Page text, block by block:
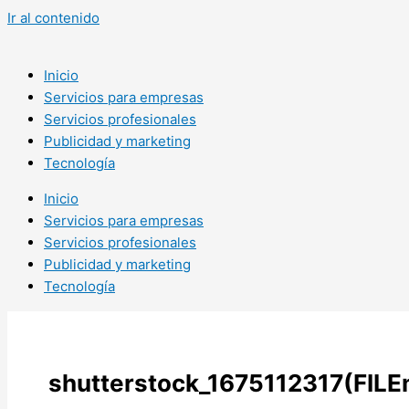
Ir al contenido
Inicio
Servicios para empresas
Servicios profesionales
Publicidad y marketing
Tecnología
Inicio
Servicios para empresas
Servicios profesionales
Publicidad y marketing
Tecnología